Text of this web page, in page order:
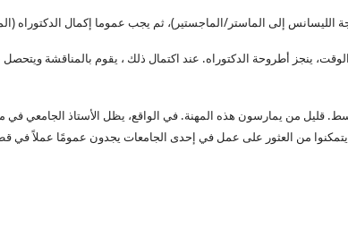
إلى الماستر/الماجستير)، ثم يجب عموما إكمال الدكتوراه (المدة
ينجز أطروحة الدكتوراه. عند اكتمال ذلك ، يقوم بالمناقشة
قليل من يمارسون هذه المهنة. في الواقع، يظل الأستاذ الجامعي
من العثور على عمل في إحدى الجامعات يجدون عمومًا عملاً في قطاع